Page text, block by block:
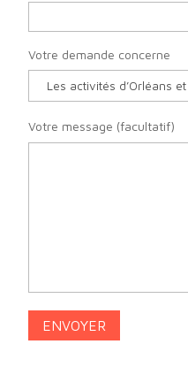
Votre demande concerne
Votre message (facultatif)